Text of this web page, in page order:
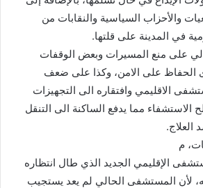
والأحزاب السياسية والنقابات من
في المدينة على قلتها.
على منع المسيرات وبعض الوقفات
الحفاظ على الامن، وكذا على ضعف
الاقليمي وافتقاره الى التجهيزات
الاستشفاء مما يدفع الساكنة الى التنقل
العلاج.
م
الإقليمي الجديد الذي طال انتظاره
لأن المستشفى الحالي لم يعد يستجيب